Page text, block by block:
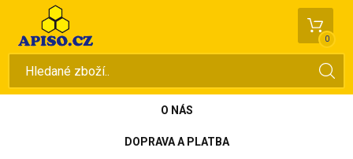
0
O NÁS
DOPRAVA A PLATBA